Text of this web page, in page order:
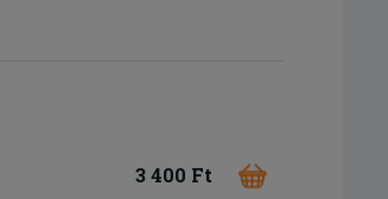
3 400 Ft